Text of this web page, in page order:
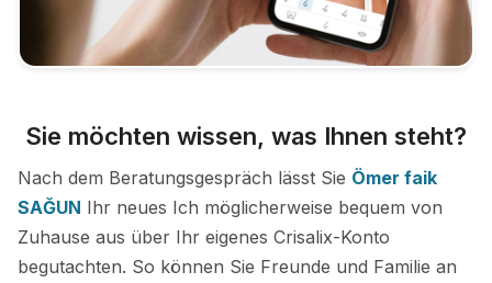
Sie möchten wissen, was Ihnen steht?
Nach dem Beratungsgespräch lässt Sie Ömer faik
SAĞUN Ihr neues Ich möglicherweise bequem von
Zuhause aus über Ihr eigenes Crisalix-Konto
begutachten. So können Sie Freunde und Familie an